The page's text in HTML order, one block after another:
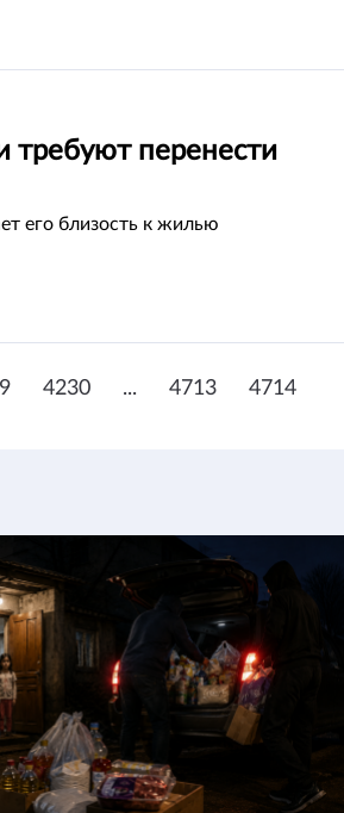
требуют перенести
его близость к жилью
4230 ... 4713 4714